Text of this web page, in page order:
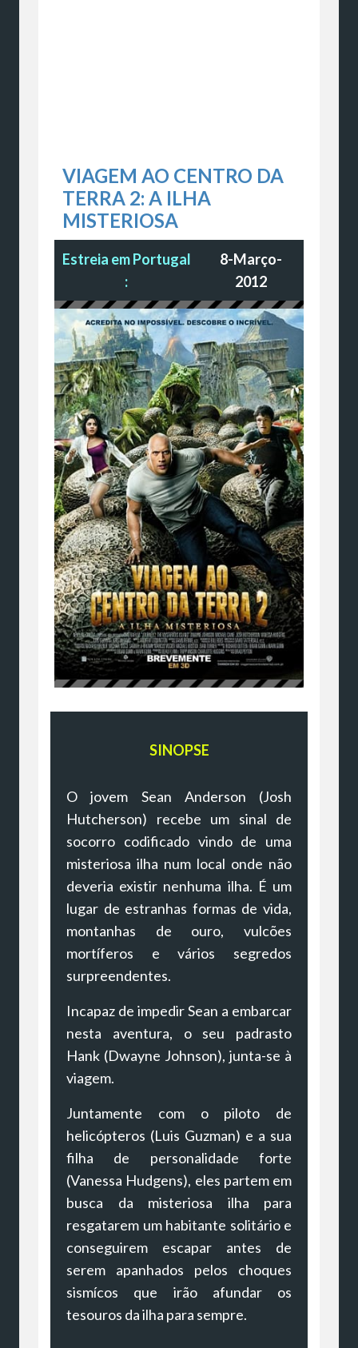
VIAGEM AO CENTRO DA
TERRA 2: A ILHA
MISTERIOSA
Estreia em Portugal
:
8-Março-
2012
SINOPSE
O jovem Sean Anderson (Josh
Hutcherson) recebe um sinal de
socorro codificado vindo de uma
misteriosa ilha num local onde não
deveria existir nenhuma ilha. É um
lugar de estranhas formas de vida,
montanhas de ouro, vulcões
mortíferos e vários segredos
surpreendentes.
Incapaz de impedir Sean a embarcar
nesta aventura, o seu padrasto
Hank (Dwayne Johnson), junta-se à
viagem.
Juntamente com o piloto de
helicópteros (Luis Guzman) e a sua
filha de personalidade forte
(Vanessa Hudgens), eles partem em
busca da misteriosa ilha para
resgatarem um habitante solitário e
conseguirem escapar antes de
serem apanhados pelos choques
sismícos que irão afundar os
tesouros da ilha para sempre.